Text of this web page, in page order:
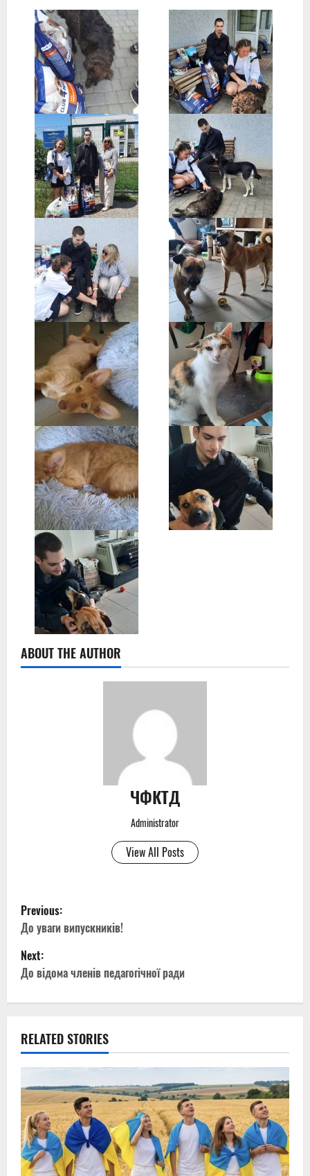
ABOUT THE AUTHOR
ЧФКТД
Administrator
View All Posts
P
o
s
a
v
i
g
a
Previous:
До уваги випускників!
Next:
До відома членів педагогічної ради
RELATED STORIES